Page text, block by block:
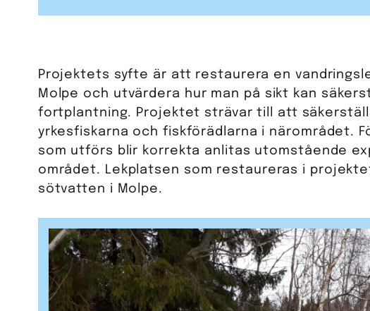
Projektets syfte är att restaurera en
Molpe och utvärdera hur man på sikt kan
fortplantning. Projektet strävar till att
yrkesfiskarna och fiskförädlarna i närområdet.
som utförs blir korrekta anlitas utomstående
området. Lekplatsen som restaureras i
sötvatten i Molpe.